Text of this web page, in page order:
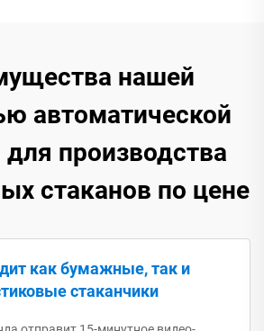
нашей
автоматической
производства
стаканов по цене
как бумажные, так и
стаканчики